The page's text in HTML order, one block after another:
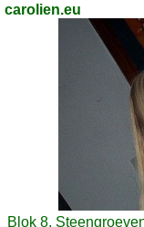
carolien.eu
Blok 8,